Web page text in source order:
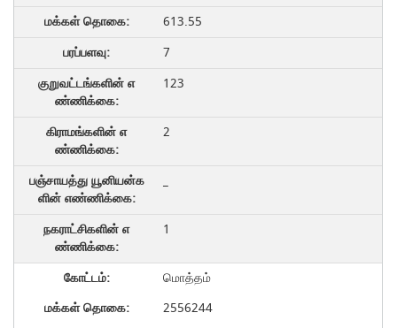
613.55
7
123
2
1
மொத்தம்
2556244